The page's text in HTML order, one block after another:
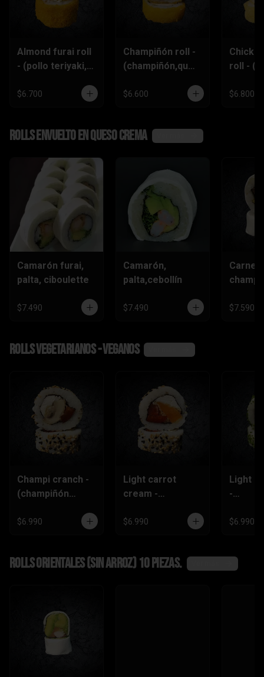
Almond furai roll
- (pollo teriyaki,
crema,almendra
$6.700
Champiñón roll -
(champiñón,ques
$6.600
roll -
piñón)
$6.800
Rolls envuelto en queso crema
Camarón furai,
palta, ciboulette
$7.490
Camarón,
palta,cebollín
$7.490
Carne,
$7.590
Rolls vegetarianos - veganos
Champi cranch -
(champiñón
crema,pimentón)
$6.990
Light carrot
cream -
tempura,
$6.990
Light
-
,queso
$6.990
Rolls Orientales (SIN ARROZ) 10 piezas.